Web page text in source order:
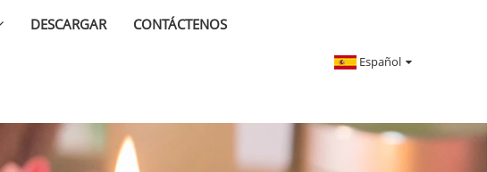
DESCARGAR CONTÁCTENOS
Español